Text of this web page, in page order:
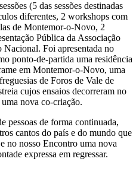
(5 das sessões destinadas
diferentes, 2 workshops com
de Montemor-o-Novo, 2
Pública da Associação
Foi apresentada no
ponto-de-partida uma residência
em Montemor-o-Novo, uma
de Foros de Vale de
cujos ensaios decorreram no
uma nova co-criação.
pessoas de forma continuada,
cantos do país e do mundo que
no nosso Encontro uma nova
expressa em regressar.